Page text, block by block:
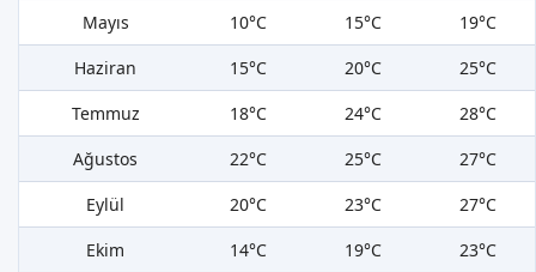
Mayıs
10°C 15°C
19°C
Haziran
15°C 20°C
25°C
Temmuz
18°C 24°C
28°C
Ağustos
22°C 25°C
27°C
Eylül
20°C 23°C
27°C
Ekim
14°C 19°C
23°C